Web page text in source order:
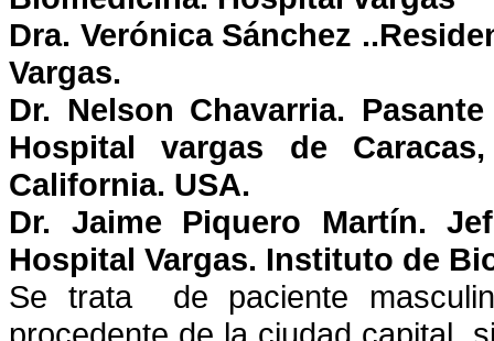
Dra. Verónica Sánchez
Vargas.
Dr. Nelson Chavarria.
Hospital vargas de
California. USA.
Dr. Jaime Piquero Martín.
Hospital Vargas. Instituto de
Se trata de paciente